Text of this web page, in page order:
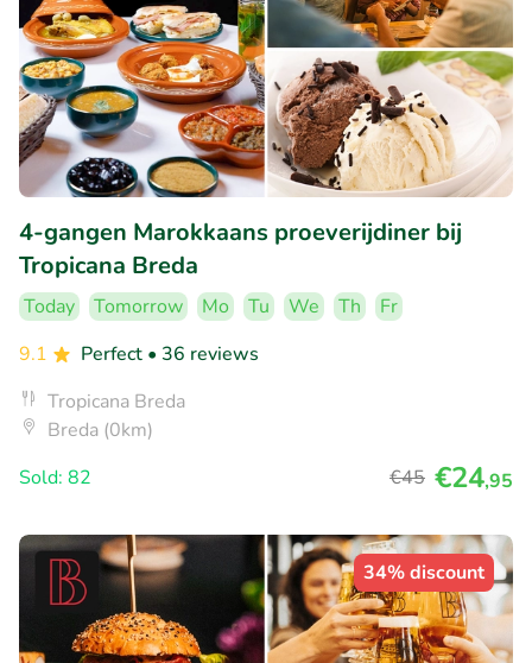
4-gangen Marokkaans proeverijdiner bij
Tropicana Breda
Today Tomorrow Mo Tu We Th
Fr
9.1
Perfect • 36 reviews
Tropicana Breda
Breda (0km)
Sold: 82
€45 €24,95
34% discount